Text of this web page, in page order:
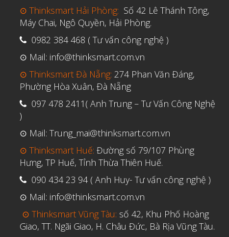
⊙ Thinksmart Hải Phòng: Số 42 Lê Thánh Tông,
Máy Chai, Ngô Quyền, Hải Phòng.
0982 384 468 ( Tư vấn công nghệ )
⊙ Mail: info@thinksmart.com.vn
⊙ Thinksmart Đà Nẵng: 274 Phan Văn Đáng,
Phường Hòa Xuân, Đà Nẵng
097 478 2411( Anh Trung – Tư Vấn Công Nghệ
)
⊙ Mail: Trung_mai@thinksmart.com.vn
⊙ Thinksmart Huế: Đường số 79/107 Phùng
Hưng, TP Huế, Tỉnh Thừa Thiên Huế.
090 434 23 94 ( Anh Huy- Tư vấn công nghệ )
⊙ Mail: info@thinksmart.com.vn
⊙ Thinksmart Vũng Tàu: số 42, Khu Phố Hoàng
Giao, TT. Ngãi Giao, H. Châu Đức, Bà Rịa Vũng Tàu.